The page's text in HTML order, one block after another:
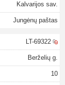
Kalvarijos sav.
Jungėnų paštas
LT-69322
Berželių g.
10